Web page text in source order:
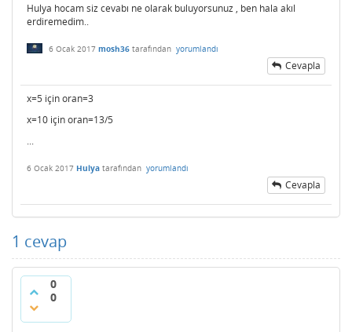
Hulya hocam siz cevabı ne olarak buluyorsunuz , ben hala akıl
erdiremedim..
6 Ocak 2017 mosh36 tarafından yorumlandı
Cevapla
x=5 için oran=3
x=10 için oran=13/5
...
6 Ocak 2017 Hulya tarafından yorumlandı
Cevapla
1 cevap
0
0